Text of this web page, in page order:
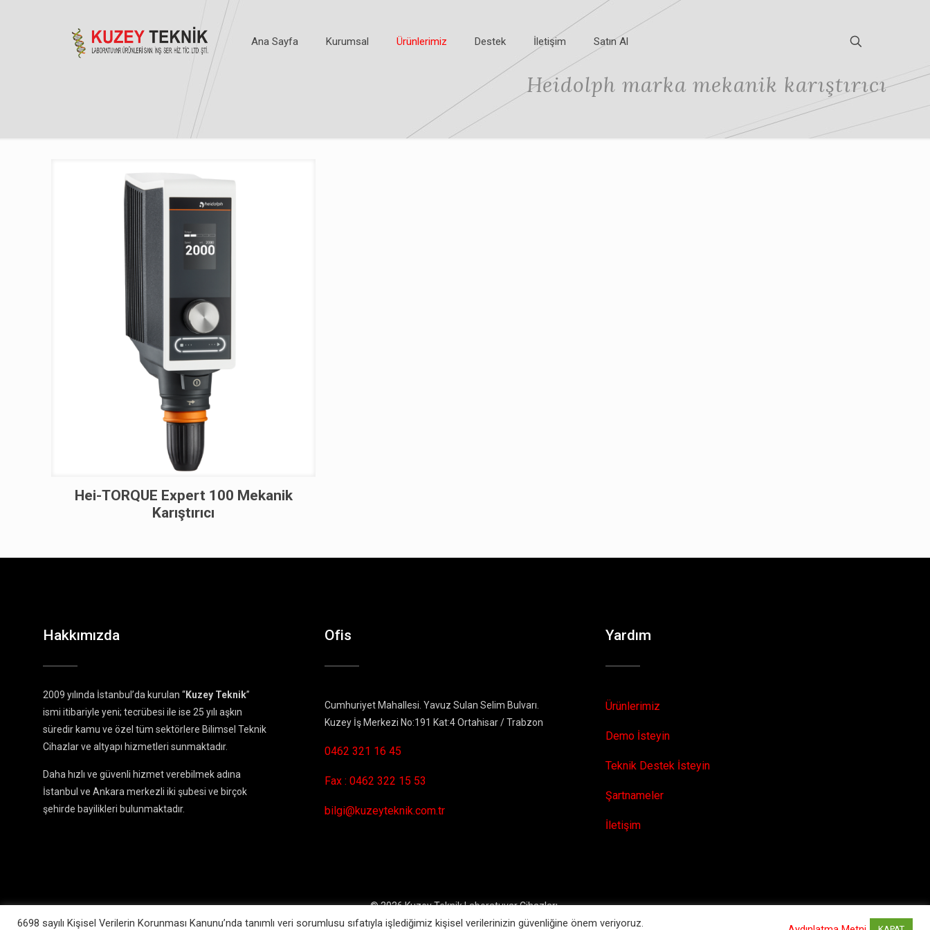
Ana Sayfa Kurumsal Ürünlerimiz Destek İletişim Satın Al
Heidolph marka mekanik karıştırıcı
Hei-TORQUE Expert 100 Mekanik
Karıştırıcı
Hakkımızda
2009 yılında İstanbul’da kurulan “Kuzey Teknik”
ismi itibariyle yeni; tecrübesi ile ise 25 yılı aşkın
süredir kamu ve özel tüm sektörlere Bilimsel Teknik
Cihazlar ve altyapı hizmetleri sunmaktadır.
Daha hızlı ve güvenli hizmet verebilmek adına
İstanbul ve Ankara merkezli iki şubesi ve birçok
şehirde bayilikleri bulunmaktadır.
Ofis
Cumhuriyet Mahallesi. Yavuz Sulan Selim Bulvarı.
Kuzey İş Merkezi No:191 Kat:4 Ortahisar / Trabzon
0462 321 16 45
Fax : 0462 322 15 53
bilgi@kuzeyteknik.com.tr
Yardım
Ürünlerimiz
Demo İsteyin
Teknik Destek İsteyin
Şartnameler
İletişim
© 2026 Kuzey Teknik Laboratuvar Cihazları.
Bu site CMR Soft ®️Web Tasarımsistemleri ile hazırlanmıştır.
6698 sayılı Kişisel Verilerin Korunması Kanunu’nda tanımlı veri sorumlusu sıfatıyla işlediğimiz kişisel verilerinizin güvenliğine önem veriyoruz.